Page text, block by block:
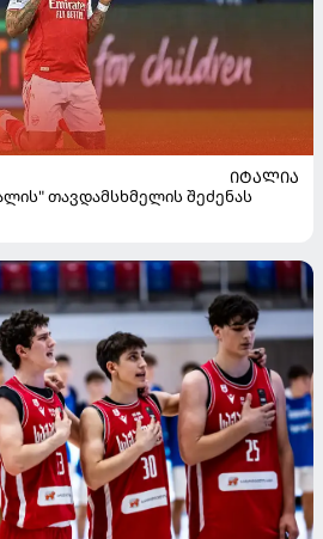
ᲘᲢᲐᲚᲘᲐ
თავდამსხმელის შეძენას